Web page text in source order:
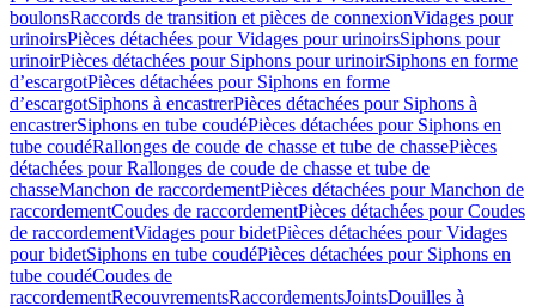
boulonsRaccords de transition et pièces de connexionVidages pour
urinoirsPièces détachées pour Vidages pour urinoirsSiphons pour
urinoirPièces détachées pour Siphons pour urinoirSiphons en forme
d’escargotPièces détachées pour Siphons en forme
d’escargotSiphons à encastrerPièces détachées pour Siphons à
encastrerSiphons en tube coudéPièces détachées pour Siphons en
tube coudéRallonges de coude de chasse et tube de chassePièces
détachées pour Rallonges de coude de chasse et tube de
chasseManchon de raccordementPièces détachées pour Manchon de
raccordementCoudes de raccordementPièces détachées pour Coudes
de raccordementVidages pour bidetPièces détachées pour Vidages
pour bidetSiphons en tube coudéPièces détachées pour Siphons en
tube coudéCoudes de
raccordementRecouvrementsRaccordementsJointsDouilles à